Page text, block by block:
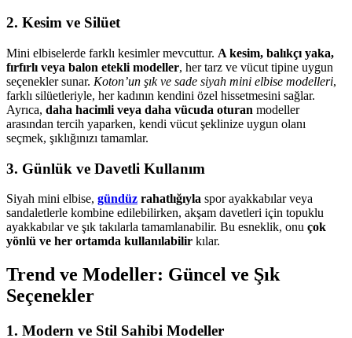
2. Kesim ve Silüet
Mini elbiselerde farklı kesimler mevcuttur. A kesim, balıkçı yaka,
fırfırlı veya balon etekli modeller, her tarz ve vücut tipine uygun
seçenekler sunar. Koton’un şık ve sade siyah mini elbise modelleri,
farklı silüetleriyle, her kadının kendini özel hissetmesini sağlar.
Ayrıca, daha hacimli veya daha vücuda oturan modeller
arasından tercih yaparken, kendi vücut şeklinize uygun olanı
seçmek, şıklığınızı tamamlar.
3. Günlük ve Davetli Kullanım
Siyah mini elbise, gündüz rahatlığıyla spor ayakkabılar veya
sandaletlerle kombine edilebilirken, akşam davetleri için topuklu
ayakkabılar ve şık takılarla tamamlanabilir. Bu esneklik, onu çok
yönlü ve her ortamda kullanılabilir kılar.
Trend ve Modeller: Güncel ve Şık
Seçenekler
1. Modern ve Stil Sahibi Modeller